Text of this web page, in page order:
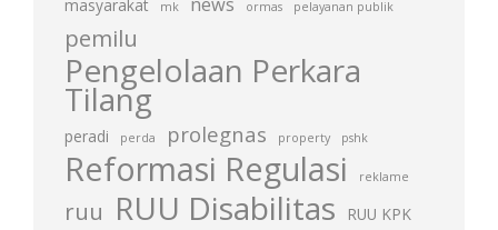
masyarakat mk ormas pelayanan publik
pemilu
Pengelolaan Perkara
Tilang
peradi perda prolegnas property pshk
Reformasi Regulasi reklame
ruu RUU Disabilitas RUU KPK